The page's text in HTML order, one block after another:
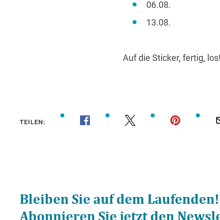
06.08.
13.08.
Auf die Sticker, fertig,
TEILEN: